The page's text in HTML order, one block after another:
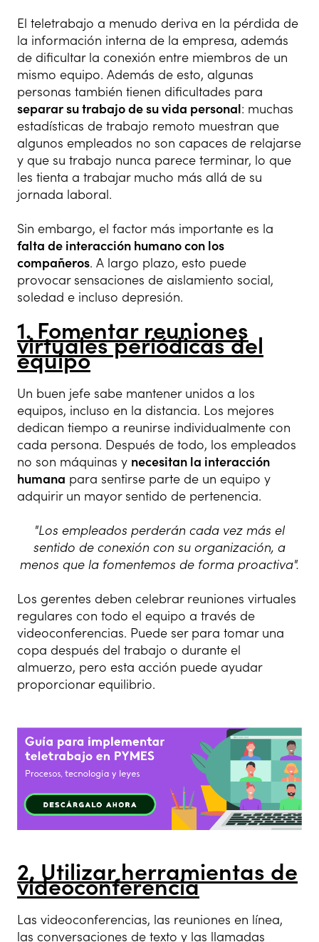
El teletrabajo a menudo deriva en la pérdida de
la información interna de la empresa, además
de dificultar la conexión entre miembros de un
mismo equipo. Además de esto, algunas
personas también tienen dificultades para
separar su trabajo de su vida personal: muchas
estadísticas de trabajo remoto muestran que
algunos empleados no son capaces de relajarse
y que su trabajo nunca parece terminar, lo que
les tienta a trabajar mucho más allá de su
jornada laboral.
Sin embargo, el factor más importante es la
falta de interacción humano con los
compañeros. A largo plazo, esto puede
provocar sensaciones de aislamiento social,
soledad e incluso depresión.
1. Fomentar reuniones
virtuales periódicas del
equipo
Un buen jefe sabe mantener unidos a los
equipos, incluso en la distancia. Los mejores
dedican tiempo a reunirse individualmente con
cada persona. Después de todo, los empleados
no son máquinas y necesitan la interacción
humana para sentirse parte de un equipo y
adquirir un mayor sentido de pertenencia.
"Los empleados perderán cada vez más el
sentido de conexión con su organización, a
menos que la fomentemos de forma proactiva".
Los gerentes deben celebrar reuniones virtuales
regulares con todo el equipo a través de
videoconferencias. Puede ser para tomar una
copa después del trabajo o durante el
almuerzo, pero esta acción puede ayudar
proporcionar equilibrio.
2. Utilizar herramientas de
videoconferencia
Las videoconferencias, las reuniones en línea,
las conversaciones de texto y las llamadas